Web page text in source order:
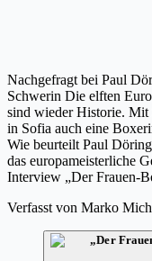
Nachgefragt bei Paul
Schwerin Die elften
sind wieder Historie. Mit
in Sofia auch eine
Wie beurteilt Paul
das europameisterliche
Interview „Der Frauen-
Verfasst von Marko